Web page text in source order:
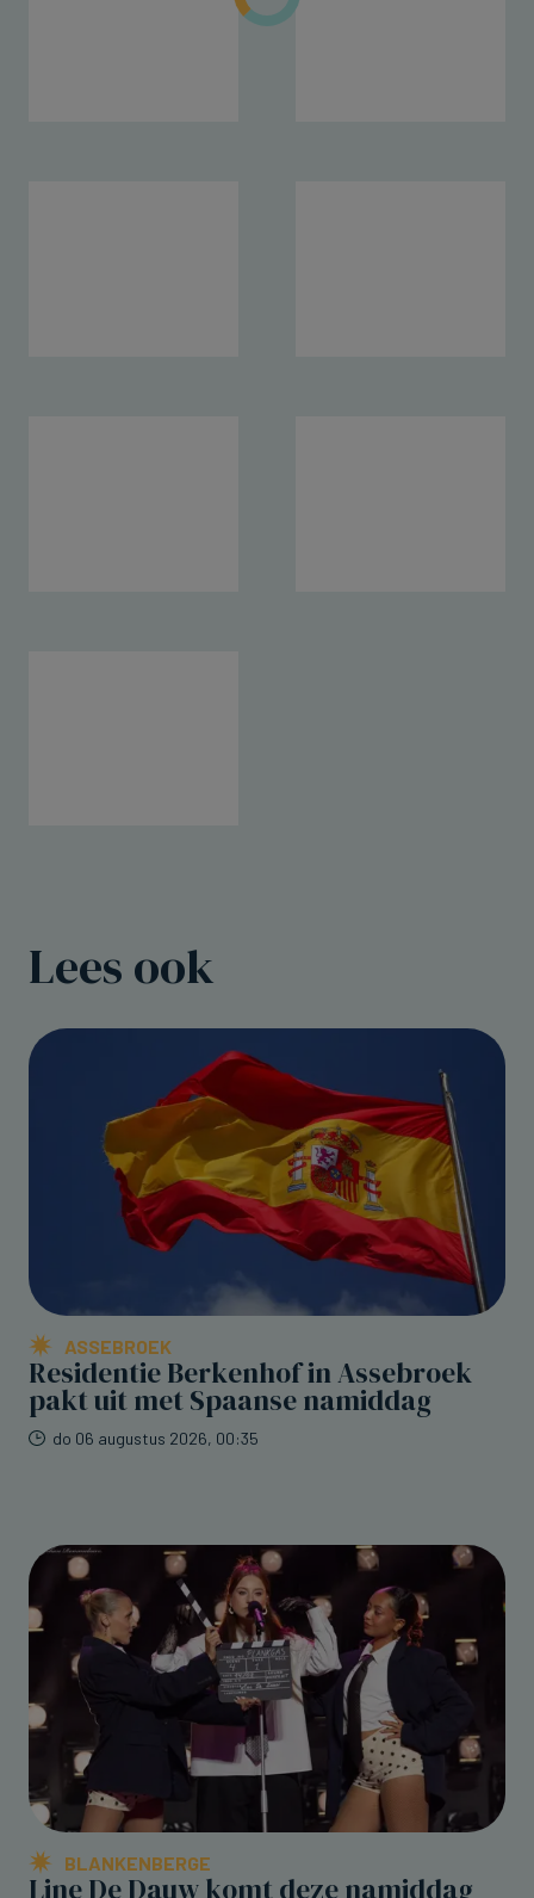
Lees ook
ASSEBROEK
Residentie Berkenhof in Assebroek
pakt uit met Spaanse namiddag
do 06 augustus 2026, 00:35
BLANKENBERGE
Line De Dauw komt deze namiddag